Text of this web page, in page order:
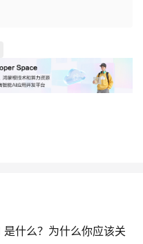
什么？为什么你应该关